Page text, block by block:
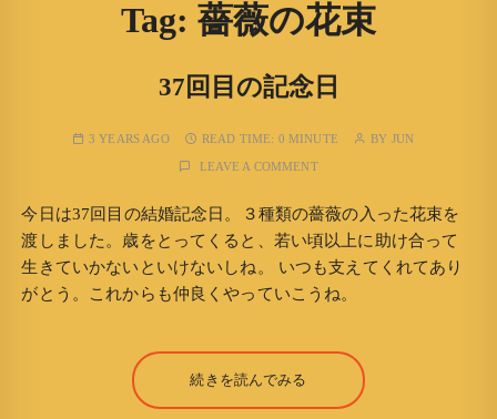
Tag: 薔薇の花束
37回目の記念日
3 YEARS AGO READ TIME: 0 MINUTE BY JUN
LEAVE A COMMENT
今日は37回目の結婚記念日。３種類の薔薇の入った花束を
渡しました。歳をとってくると、若い頃以上に助け合って
生きていかないといけないしね。 いつも支えてくれてあり
がとう。これからも仲良くやっていこうね。
続きを読んでみる